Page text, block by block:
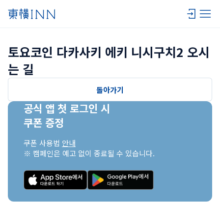
토요코인 다카사키 에키 니시구치2 오시
는 길
돌아가기
공식 앱 첫 로그인 시
쿠폰 증정
쿠폰 사용법 안내
※ 캠페인은 예고 없이 종료될 수 있습니다.